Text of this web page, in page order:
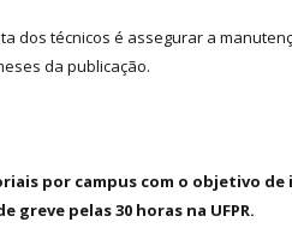
dos técnicos é assegurar a
da publicação.
por campus com o objetivo
pelas 30 horas na UFPR.